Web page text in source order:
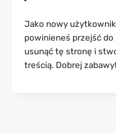
Jako nowy użytkownik
powinieneś przejść do
usunąć tę stronę i
treścią. Dobrej zabawy!